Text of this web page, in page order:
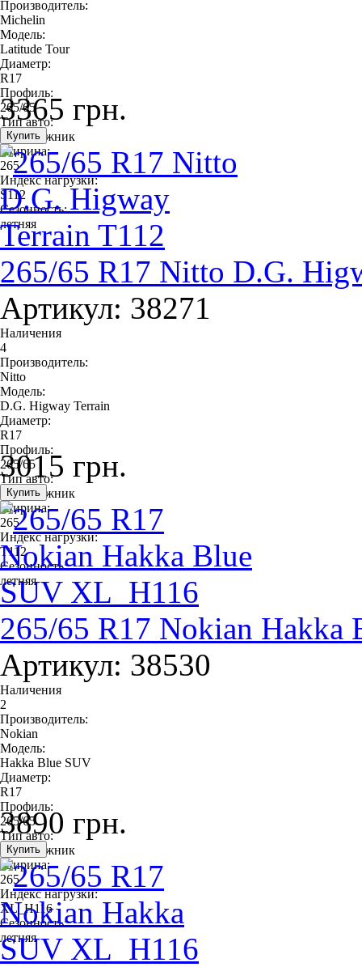
Производитель:
Michelin
Модель:
Latitude Tour
Диаметр:
R17
Профиль:
265/65
Тип авто:
внедорожник
Ширина:
265
Индекс нагрузки:
S112
Сезонность:
летняя
3365 грн.
265/65 R17 Nitto D.G.
Артикул: 38271
Наличения
4
Производитель:
Nitto
Модель:
D.G. Higway Terrain
Диаметр:
R17
Профиль:
265/65
Тип авто:
внедорожник
Ширина:
265
Индекс нагрузки:
T112
Сезонность:
летняя
3015 грн.
265/65 R17 Nokian Hakka
Артикул: 38530
Наличения
2
Производитель:
Nokian
Модель:
Hakka Blue SUV
Диаметр:
R17
Профиль:
265/65
Тип авто:
внедорожник
Ширина:
265
Индекс нагрузки:
XL_H116
Сезонность:
летняя
3890 грн.